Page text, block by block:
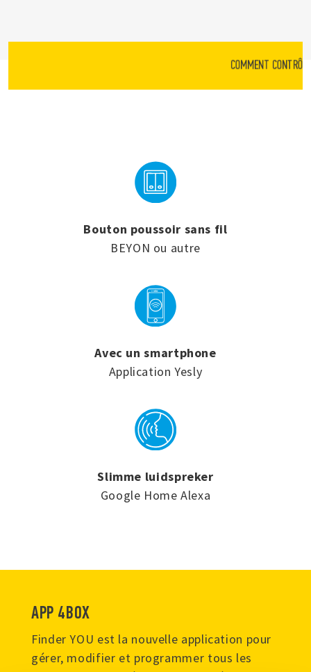
COMMENT
Bouton poussoir sans fil
BEYON ou autre
Avec un smartphone
Application Yesly
Slimme luidspreker
Google Home Alexa
APP 4BOX
Finder YOU est la nouvelle application pour
gérer, modifier et programmer tous les